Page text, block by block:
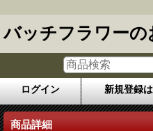
バッチフラワーの
ログイン 新規登録
商品詳細